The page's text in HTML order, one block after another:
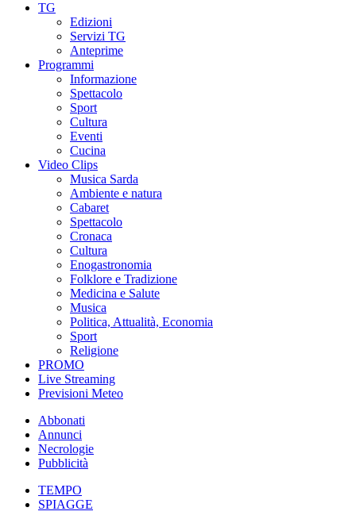
TG
Edizioni
Servizi TG
Anteprime
Programmi
Informazione
Spettacolo
Sport
Cultura
Eventi
Cucina
Video Clips
Musica Sarda
Ambiente e natura
Cabaret
Spettacolo
Cronaca
Cultura
Enogastronomia
Folklore e Tradizione
Medicina e Salute
Musica
Politica, Attualità, Economia
Sport
Religione
PROMO
Live Streaming
Previsioni Meteo
Abbonati
Annunci
Necrologie
Pubblicità
TEMPO
SPIAGGE